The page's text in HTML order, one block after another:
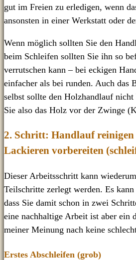
gut im Freien zu erledigen, wenn
ansonsten in einer Werkstatt oder
Wenn möglich sollten Sie den
beim Schleifen sollten Sie ihn so
verrutschen kann – bei eckigen
einfacher als bei runden. Auch das
selbst sollte den Holzhandlauf nicht
Sie also das Holz vor der Zwinge
2. Schritt: Handlauf
Lackieren vorbereiten
Dieser Arbeitsschritt kann
Teilschritte zerlegt werden. Es
dass Sie damit schon in zwei
eine nachhaltige Arbeit ist aber ein
meiner Meinung nach keine
Erstes Abschleifen (grob)